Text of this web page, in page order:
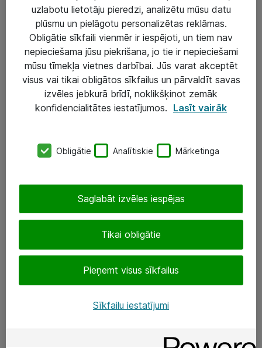
Risinājumi & Pakalpojumi
IT serviss un atbalsts
Darba vietu IT risinājumi
eShop@atea.lv
Sekojiet mums
uzlabotu lietotāju pieredzi, analizētu mūsu datu
plūsmu un pielāgotu personalizētas reklāmas.
Obligātie sīkfaili vienmēr ir iespējoti, un tiem nav
nepieciešama jūsu piekrišana, jo tie ir nepieciešami
mūsu tīmekļa vietnes darbībai. Jūs varat akceptēt
visus vai tikai obligātos sīkfailus un pārvaldīt savas
izvēles jebkurā brīdī, noklikšķinot zemāk
konfidencialitātes iestatījumos. Lasīt vairāk
Obligātie Analītiskie Mārketinga
Tikai obligātie
Pieņemt visus sīkfailus
Saglabāt izvēles iespējas
Sīkfailu iestatījumi